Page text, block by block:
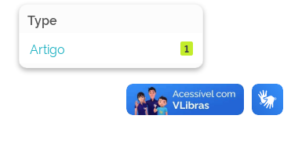
Type
Artigo
1